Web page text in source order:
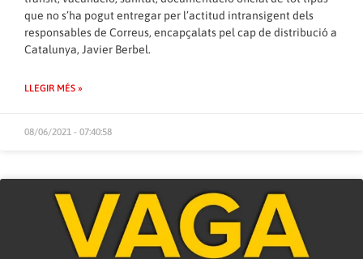
que no s’ha pogut entregar per l’actitud intransigent dels
responsables de Correus, encapçalats pel cap de distribució a
Catalunya, Javier Berbel.
LLEGIR MÉS »
08/06/2021 - 07:40:58